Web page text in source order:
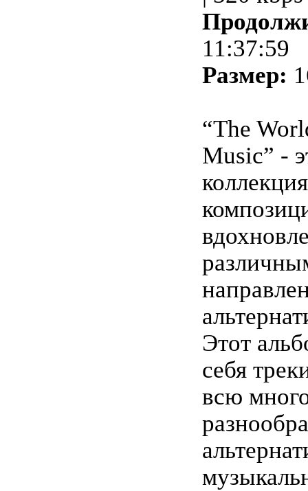
11:37:59
Размер:
“The
Music” -
Этот
себя
всю